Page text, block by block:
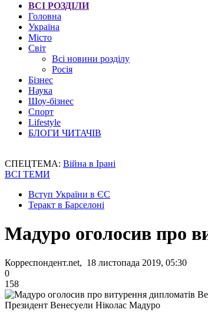
ВСІ РОЗДІЛИ
Головна
Україна
Місто
Світ
Всі новини розділу
Росія
Бізнес
Наука
Шоу-бізнес
Спорт
Lifestyle
БЛОГИ ЧИТАЧІВ
СПЕЦТЕМА: Війна в Ірані
ВСІ ТЕМИ
Вступ України в ЄС
Теракт в Барселоні
Мадуро оголосив про
Корреспондент.net, 18 листопада 2019, 05:30
0
158
Президент Венесуели Ніколас Мадуро